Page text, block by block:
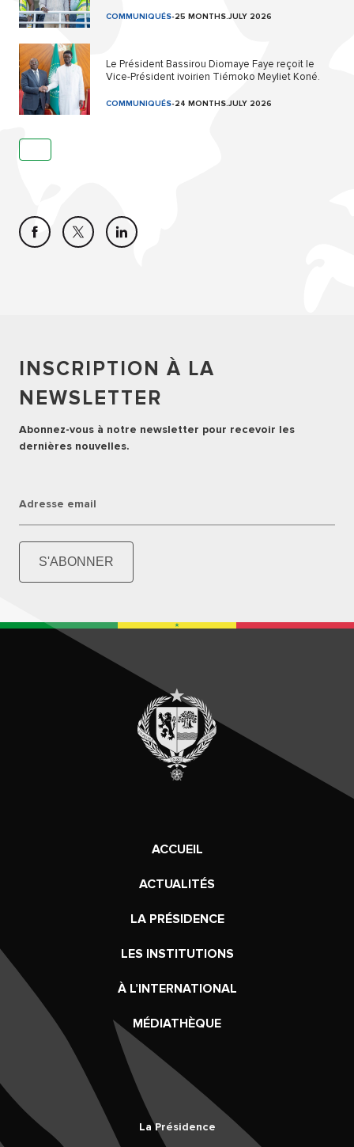
COMMUNIQUÉS-25 MONTHS.JULY 2026
Le Président Bassirou Diomaye Faye reçoit le
Vice-Président ivoirien Tiémoko Meyliet Koné.
COMMUNIQUÉS-24 MONTHS.JULY 2026
INSCRIPTION À LA
NEWSLETTER
Abonnez-vous à notre newsletter pour recevoir les
dernières nouvelles.
Adresse email
S'ABONNER
ACCUEIL
ACTUALITÉS
LA PRÉSIDENCE
LES INSTITUTIONS
À L’INTERNATIONAL
MÉDIATHÈQUE
La Présidence